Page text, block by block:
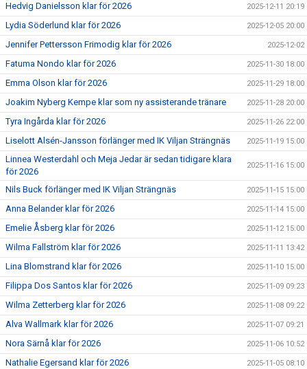
Hedvig Danielsson klar för 2026 2025-12-11 20:19
Lydia Söderlund klar för 2026 2025-12-05 20:00
Jennifer Pettersson Frimodig klar för 2026 2025-12-02
Fatuma Nondo klar för 2026 2025-11-30 18:00
Emma Olson klar för 2026 2025-11-29 18:00
Joakim Nyberg Kempe klar som ny assisterande tränare 2025-11-28 20:00
Tyra Ingårda klar för 2026 2025-11-26 22:00
Liselott Alsén-Jansson förlänger med IK Viljan Strängnäs 2025-11-19 15:00
Linnea Westerdahl och Meja Jedar är sedan tidigare klara
för 2026
2025-11-16 15:00
Nils Buck förlänger med IK Viljan Strängnäs 2025-11-15 15:00
Anna Belander klar för 2026 2025-11-14 15:00
Emelie Åsberg klar för 2026 2025-11-12 15:00
Wilma Fallström klar för 2026 2025-11-11 13:42
Lina Blomstrand klar för 2026 2025-11-10 15:00
Filippa Dos Santos klar för 2026 2025-11-09 09:23
Wilma Zetterberg klar för 2026 2025-11-08 09:22
Alva Wallmark klar för 2026 2025-11-07 09:21
Nora Särnå klar för 2026 2025-11-06 10:52
Nathalie Egersand klar för 2026 2025-11-05 08:10